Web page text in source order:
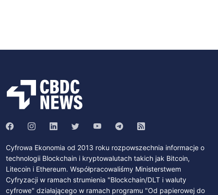
Cyfrowa Ekonomia od 2013 roku rozpowszechnia informacje o
technologii Blockchain i kryptowalutach takich jak Bitcoin,
Litecoin i Ethereum. Współpracowaliśmy Ministerstwem
Cyfryzacji w ramach strumienia "Blockchain/DLT i waluty
cyfrowe" działającego w ramach programu "Od papierowej do